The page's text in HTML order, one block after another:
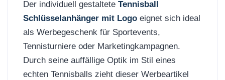
Der individuell gestaltete Tennisball
Schlüsselanhänger mit Logo eignet sich ideal
als Werbegeschenk für Sportevents,
Tennisturniere oder Marketingkampagnen.
Durch seine auffällige Optik im Stil eines
echten Tennisballs zieht dieser Werbeartikel